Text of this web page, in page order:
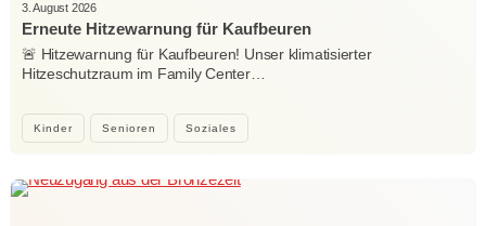
Kinder Senioren Soziales
3. August 2026
Erneute Hitzewarnung für Kaufbeuren
🚨 Hitzewarnung für Kaufbeuren! Unser klimatisierter
Hitzeschutzraum im Family Center…